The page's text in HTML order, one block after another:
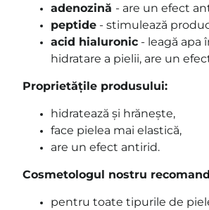
adenozină - are un efect
peptide - stimulează
acid hialuronic - leagă
hidratare a pielii, are un
Proprietățile produsului:
hidratează și hrănește,
face pielea mai elastică,
are un efect antirid.
Cosmetologul nostru
pentru toate tipurile de